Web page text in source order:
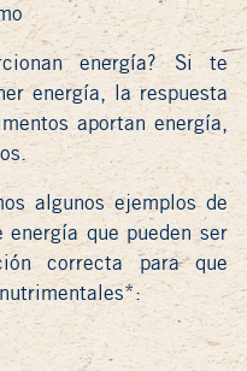
energía? Si te
energía, la respuesta
aportan energía,
algunos ejemplos de
que pueden ser
correcta para que